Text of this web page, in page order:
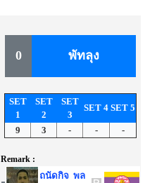
0 พัทลุง
SET
1
SET
2
SET
3
SET 4 SET 5
9 3 - - -
Remark :
ถนัดกิจ พล